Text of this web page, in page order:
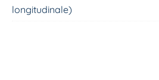
longitudinale)